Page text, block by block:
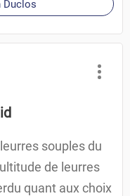
Duclos
souples du
de leurres
quant aux choix